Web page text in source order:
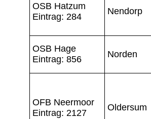
OSB Hatzum
Eintrag: 284
Nendorp
OSB Hage
Eintrag: 856
Norden
OFB Neermoor
Eintrag: 2127
Oldersum